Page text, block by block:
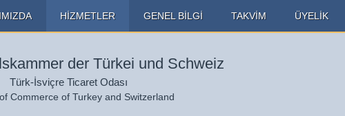
HİZMETLER GENEL BİLGİ TAKVİM ÜYELİK
Commerce of Turkey and Switzerland
der Türkei und Schweiz
Türk-İsviçre Ticaret Odası